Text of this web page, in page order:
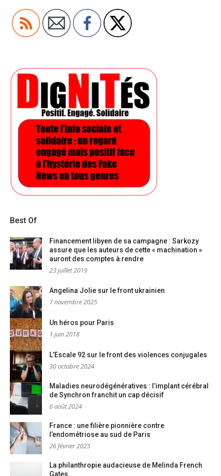
Best Of
Financement libyen de sa campagne : Sarkozy
assure que les auteurs de cette « machination »
auront des comptes à rendre
23 juillet 2019
Angelina Jolie sur le front ukrainien
7 novembre 2025
Un héros pour Paris
1 juin 2018
L’Escale 92 sur le front des violences conjugales
30 octobre 2024
Maladies neurodégénératives : l’implant cérébral
de Synchron franchit un cap décisif
6 août 2024
France : une filière pionnière contre
l’endométriose au sud de Paris
26 février 2025
La philanthropie audacieuse de Melinda French
Gates